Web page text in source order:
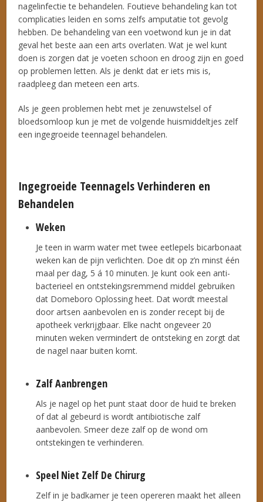
nagelinfectie te behandelen. Foutieve behandeling kan tot
complicaties leiden en soms zelfs amputatie tot gevolg
hebben. De behandeling van een voetwond kun je in dat
geval het beste aan een arts overlaten. Wat je wel kunt
doen is zorgen dat je voeten schoon en droog zijn en goed
op problemen letten. Als je denkt dat er iets mis is,
raadpleeg dan meteen een arts.
Als je geen problemen hebt met je zenuwstelsel of
bloedsomloop kun je met de volgende huismiddeltjes zelf
een ingegroeide teennagel behandelen.
Ingegroeide Teennagels Verhinderen en
Behandelen
Weken
Je teen in warm water met twee eetlepels bicarbonaat
weken kan de pijn verlichten. Doe dit op z’n minst één
maal per dag, 5 á 10 minuten. Je kunt ook een anti-
bacterieel en ontstekingsremmend middel gebruiken
dat Domeboro Oplossing heet. Dat wordt meestal
door artsen aanbevolen en is zonder recept bij de
apotheek verkrijgbaar. Elke nacht ongeveer 20
minuten weken vermindert de ontsteking en zorgt dat
de nagel naar buiten komt.
Zalf Aanbrengen
Als je nagel op het punt staat door de huid te breken
of dat al gebeurd is wordt antibiotische zalf
aanbevolen. Smeer deze zalf op de wond om
ontstekingen te verhinderen.
Speel Niet Zelf De Chirurg
Zelf in je badkamer je teen opereren maakt het alleen